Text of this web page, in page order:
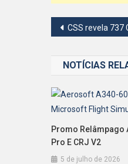
Post
CSS revela 737 Classic
NOTÍCIAS
Promo Relâmpago
Pro E CRJ V2
5 de julho de 2026